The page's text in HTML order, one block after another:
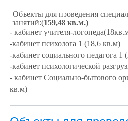
Объекты для проведения
занятий:(159,48 кв.м.)
- кабинет учителя-
-кабинет психолога 1 (18,6 кв.м)
-кабинет социального педагога 1
-кабинет психологической
- кабинет Социально-бытового
кв.м)